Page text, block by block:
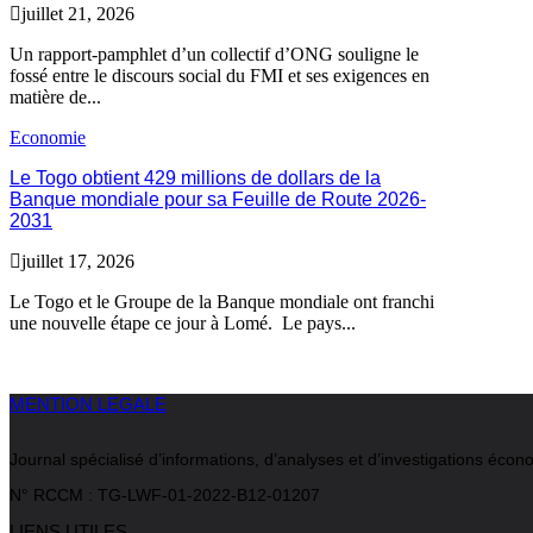
juillet 21, 2026
Un rapport-pamphlet d’un collectif d’ONG souligne le
fossé entre le discours social du FMI et ses exigences en
matière de...
Economie
Le Togo obtient 429 millions de dollars de la
Banque mondiale pour sa Feuille de Route 2026-
2031
juillet 17, 2026
Le Togo et le Groupe de la Banque mondiale ont franchi
une nouvelle étape ce jour à Lomé. Le pays...
MENTION LEGALE
Journal spécialisé d’informations, d’analyses et d’investigations
N° RCCM : TG-LWF-01-2022-B12-01207